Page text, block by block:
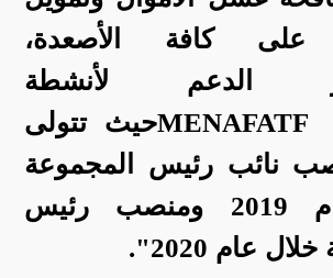
على كافة الأصعدة،
الدعم لأنشطة
MENAFATFحيث تتولى
نائب رئيس المجموعة
خلال عام 2019 ومنصب رئيس
عام 2020".